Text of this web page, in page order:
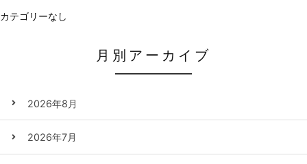
カテゴリーなし
月別アーカイブ
2026年8月
2026年7月